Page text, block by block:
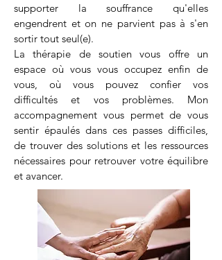
supporter la souffrance qu'elles
engendrent et on ne parvient pas à s'en
sortir tout seul(e).
La thérapie de soutien vous offre un
espace où vous vous occupez enfin de
vous, où vous pouvez confier vos
difficultés et vos problèmes. Mon
accompagnement vous permet de vous
sentir épaulés dans ces passes difficiles,
de trouver des solutions et les ressources
nécessaires pour retrouver votre équilibre
et avancer.